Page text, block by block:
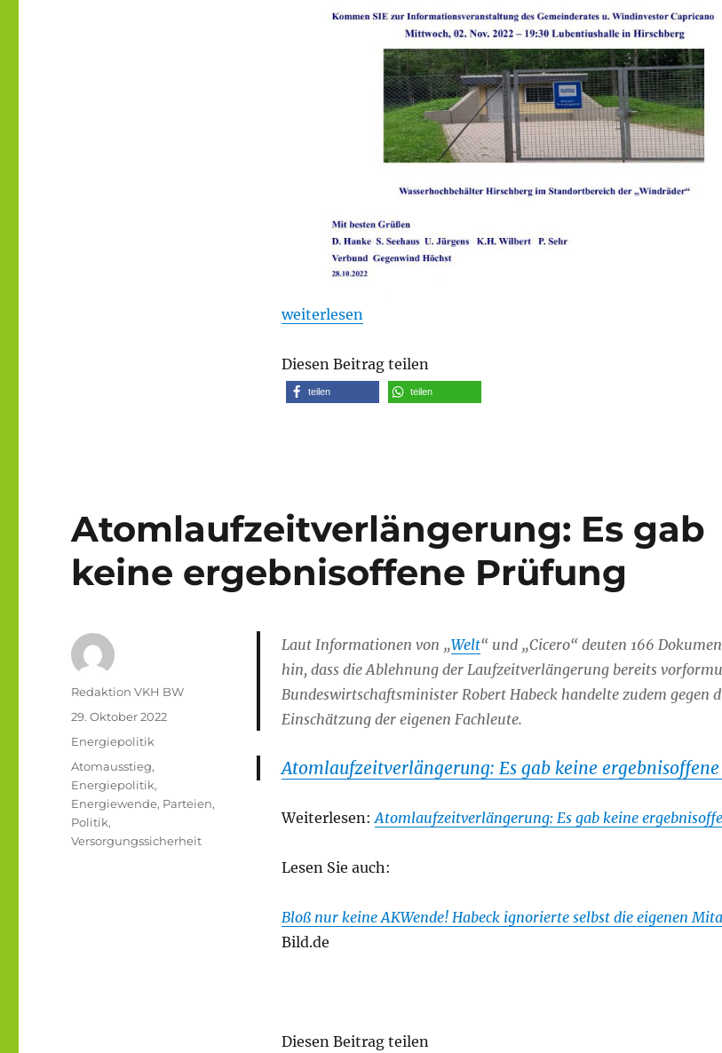
„Info-Veranstaltung am 02. November in Hirschberg – Elf
weiterlesen
Diesen Beitrag teilen
teilen teilen
Atomlaufzeitverlängerung: Es gab
keine ergebnisoffene Prüfung
Laut Informationen von „Welt“ und „Cicero“ deuten 166
hin, dass die Ablehnung der Laufzeitverlängerung bereits
Bundeswirtschaftsminister Robert Habeck handelte zudem gegen
Einschätzung der eigenen Fachleute.
Atomlaufzeitverlängerung: Es gab keine
Weiterlesen:Atomlaufzeitverlängerung: Es gab keine
Lesen Sie auch:
Bloß nur keine AKWende! Habeck ignorierte selbst die eigenen
Bild.de
Diesen Beitrag teilen
Autor
Redaktion VKH BW
Veröffentlicht
29. Oktober 2022
Kategorien
Energiepolitik
Schlagwörter
Atomausstieg,
Energiepolitik,
Energiewende, Parteien,
Politik,
Versorgungssicherheit